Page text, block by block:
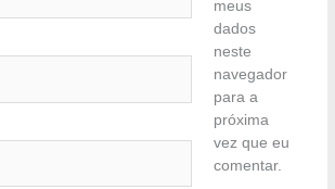
meus
dados
neste
navegador
para a
próxima
vez que eu
comentar.